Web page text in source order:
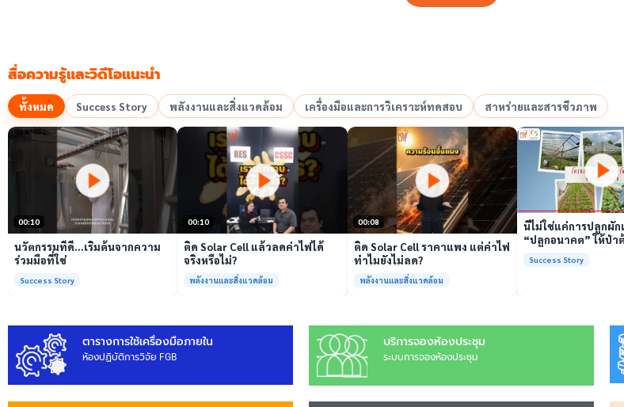
สื่อความรู้และวิดีโอแนะนำ
ทั้งหมด Success Story พลังงานและสิ่งแวดล้อม เครื่องมือและการวิเคราะห์ทดสอบ สาหร่ายและสารชีวภาพ
เล่นวิดีโอ
00:10
นวัตกรรมที่ดี…เริ่มต้นจากความ
ร่วมมือที่ใช่
Success Story
เล่นวิดีโอ
00:10
ติด Solar Cell แล้วลดค่าไฟได้
จริงหรือไม่?
พลังงานและสิ่งแวดล้อม
เล่นวิดีโอ
00:08
ติด Solar Cell ราคาแพง แต่ค่าไฟ
ทำไมยังไม่ลด?
พลังงานและสิ่งแวดล้อม
เล่น
นี่ไม่ใช่แค่การปลูกผั
“ปลูกอนาคต” ให้ป่า
Success Story
ตารางการใช้เครื่องมือภายใน
ห้องปฏิบัติการวิจัย FGB
บริการจองห้องประชุม
ระบบการจองห้องประชุม